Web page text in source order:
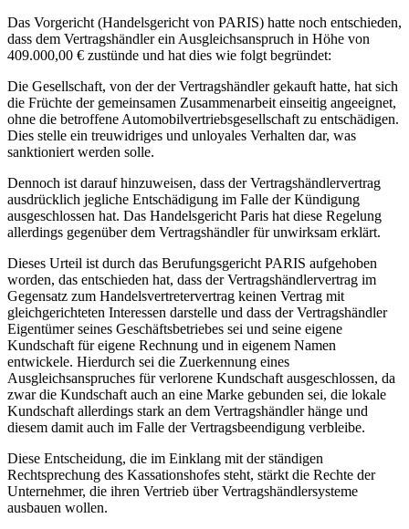
Das Vorgericht (Handelsgericht von PARIS) hatte noch entschieden,
dass dem Vertragshändler ein Ausgleichsanspruch in Höhe von
409.000,00 € zustünde und hat dies wie folgt begründet:
Die Gesellschaft, von der der Vertragshändler gekauft hatte, hat sich
die Früchte der gemeinsamen Zusammenarbeit einseitig angeeignet,
ohne die betroffene Automobilvertriebsgesellschaft zu entschädigen.
Dies stelle ein treuwidriges und unloyales Verhalten dar, was
sanktioniert werden solle.
Dennoch ist darauf hinzuweisen, dass der Vertragshändlervertrag
ausdrücklich jegliche Entschädigung im Falle der Kündigung
ausgeschlossen hat. Das Handelsgericht Paris hat diese Regelung
allerdings gegenüber dem Vertragshändler für unwirksam erklärt.
Dieses Urteil ist durch das Berufungsgericht PARIS aufgehoben
worden, das entschieden hat, dass der Vertragshändlervertrag im
Gegensatz zum Handelsvertretervertrag keinen Vertrag mit
gleichgerichteten Interessen darstelle und dass der Vertragshändler
Eigentümer seines Geschäftsbetriebes sei und seine eigene
Kundschaft für eigene Rechnung und in eigenem Namen
entwickele. Hierdurch sei die Zuerkennung eines
Ausgleichsanspruches für verlorene Kundschaft ausgeschlossen, da
zwar die Kundschaft auch an eine Marke gebunden sei, die lokale
Kundschaft allerdings stark an dem Vertragshändler hänge und
diesem damit auch im Falle der Vertragsbeendigung verbleibe.
Diese Entscheidung, die im Einklang mit der ständigen
Rechtsprechung des Kassationshofes steht, stärkt die Rechte der
Unternehmer, die ihren Vertrieb über Vertragshändlersysteme
ausbauen wollen.